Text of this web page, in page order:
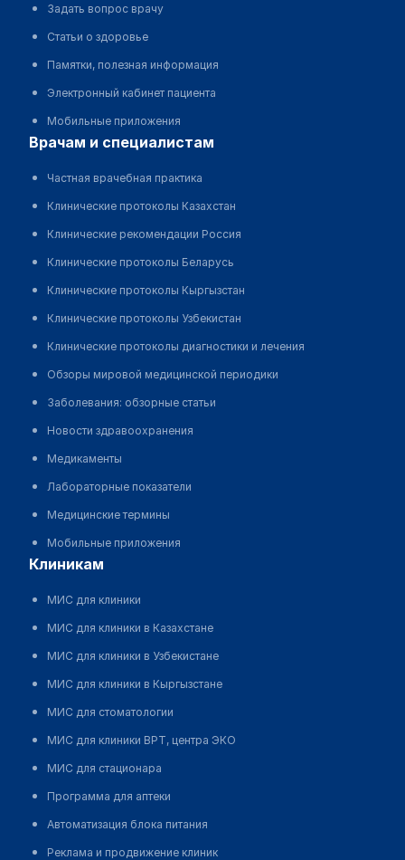
Задать вопрос врачу
Статьи о здоровье
Памятки, полезная информация
Электронный кабинет пациента
Мобильные приложения
врачам и специалистам
Частная врачебная практика
Клинические протоколы Казахстан
Клинические рекомендации Россия
Клинические протоколы Беларусь
Клинические протоколы Кыргызстан
Клинические протоколы Узбекистан
Клинические протоколы диагностики и лечения
Обзоры мировой медицинской периодики
Заболевания: обзорные статьи
Новости здравоохранения
Медикаменты
Лабораторные показатели
Медицинские термины
Мобильные приложения
клиникам
МИС для клиники
МИС для клиники в Казахстане
МИС для клиники в Узбекистане
МИС для клиники в Кыргызстане
МИС для стоматологии
МИС для клиники ВРТ, центра ЭКО
МИС для стационара
Программа для аптеки
Автоматизация блока питания
Реклама и продвижение клиник